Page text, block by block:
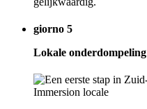
giorno 5
Lokale onderdompeling